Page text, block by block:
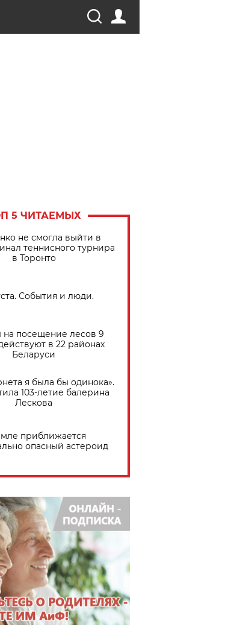
5 ЧИТАЕМЫХ
не смогла выйти в
теннисного турнира
в Торонто
События и люди.
на посещение лесов 9
в 22 районах
Беларуси
я была бы одинока».
103-летие балерина
Лескова
приближается
опасный астероид